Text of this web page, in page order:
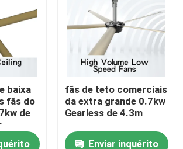
HVLS
baixa
fãs do
de
fãs de teto comerciais
da extra grande 0.7kw
Gearless de 4.3m
Enviar inquérito